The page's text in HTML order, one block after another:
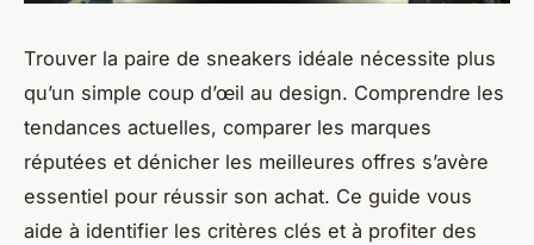
Trouver la paire de sneakers idéale nécessite plus
qu’un simple coup d’œil au design. Comprendre les
tendances actuelles, comparer les marques
réputées et dénicher les meilleures offres s’avère
essentiel pour réussir son achat. Ce guide vous
aide à identifier les critères clés et à profiter des